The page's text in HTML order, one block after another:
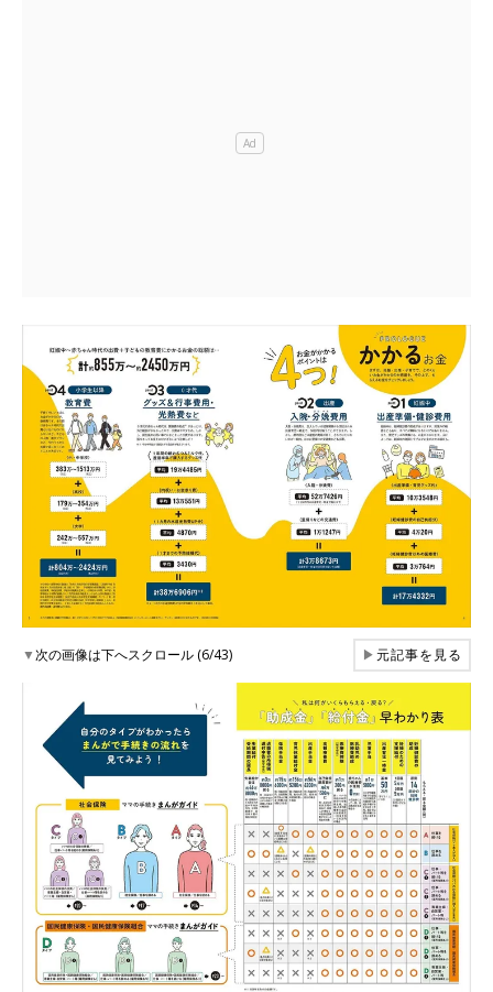
▼次の画像は下へスクロール (6/43) ▶元記事を見る